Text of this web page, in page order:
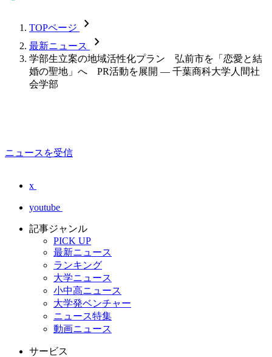
TOPページ chevron_forward
最新ニュース chevron_forward
学部生立案の地域活性化プラン 弘前市を「恋愛と結
婚の聖地」へ PR活動を展開 — 千葉商科大学人間社
会学部
ニュースを受信
x
youtube
記事ジャンル
PICK UP
最新ニュース
ランキング
大学ニュース
小中高ニュース
大学発ベンチャー
ニュース特集
動画ニュース
サービス